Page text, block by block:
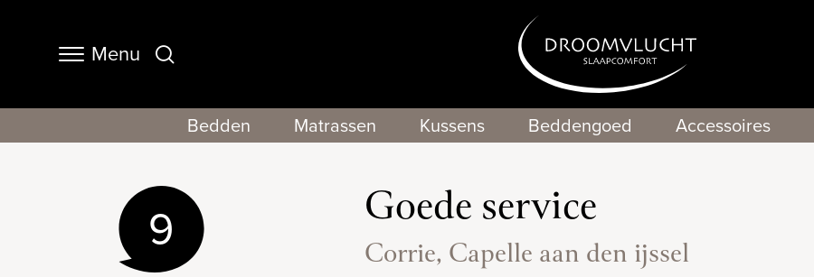
Navigation
Menu
Bedden Matrassen Kussens Beddengoed Accessoires
Goede service
Corrie, Capelle aan den ijssel
9